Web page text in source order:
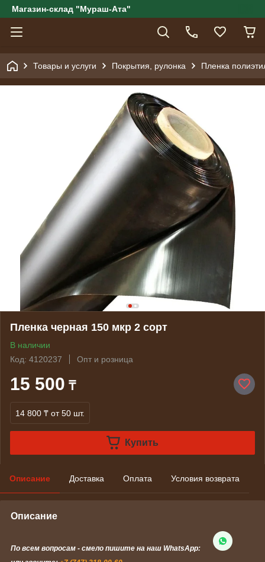
Магазин-склад "Мураш-Ата"
Товары и услуги Покрытия, рулонка Пленка
Пленка черная 150 мкр 2 сорт
В наличии
Код: 4120237
Опт и розница
15 500 ₸
14 800 ₸ от 50 шт.
Купить
Описание Доставка Оплата Условия возврата
Описание
По всем вопросам - смело пишите на наш WhatsApp: